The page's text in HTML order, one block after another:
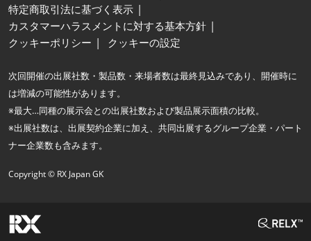
特定商取引法に基づく表示
カスタマーハラスメントに対する基本方針
クッキーポリシー
クッキーの設定
次回開催の出展社数・製品数・来場者数は最終見込みであり、開催時に
は増減の可能性があります。
※最大…同種の展示会との出展社数および製品展示面積の比較。
※出展社数は、出展契約企業に加え、共同出展するグループ企業・パート
ナー企業数も含みます。
Copyright © RX Japan GK